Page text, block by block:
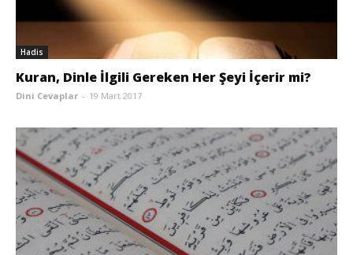
Hadis
Kuran, Dinle İlgili Gereken Her Şeyi İçerir mi?
Dini Cevaplar - 19 Mart 2017